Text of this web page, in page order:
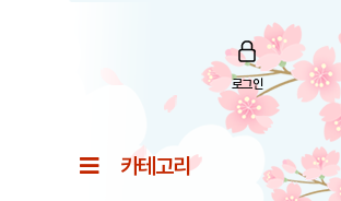
로그인
카테고리